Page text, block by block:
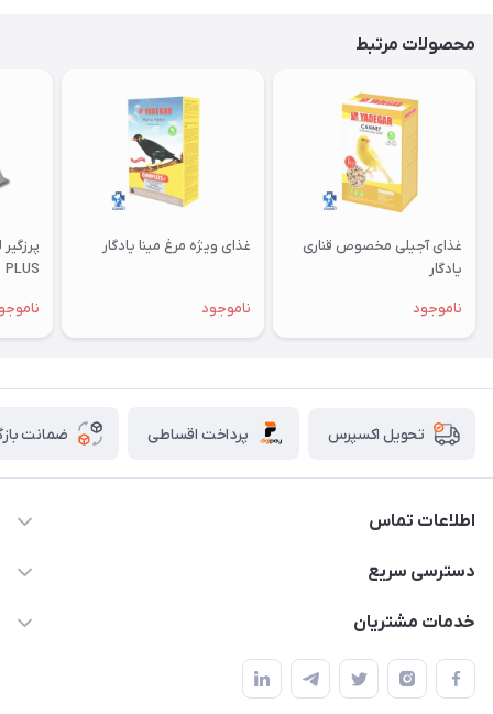
محصولات مرتبط
غذای آجیلی مخصوص قناری
یادگار
ناموجود
غذای ویژه مرغ مینا یادگار
ناموجود
PLUS
تحویل اکسپرس پرداخت اقساطی ضمانت
اطلاعات تماس
07154503736-09120986090
دسترسی سریع
حساب کاربری
درباره ما
خدمات مشتریان
قوانین و مقررات
حفظ حریم شخصی